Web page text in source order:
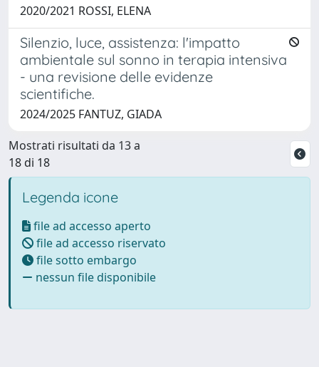
2020/2021 ROSSI, ELENA
Silenzio, luce, assistenza: l'impatto
ambientale sul sonno in terapia intensiva
- una revisione delle evidenze
scientifiche.
2024/2025 FANTUZ, GIADA
Mostrati risultati da 13 a
18 di 18
Legenda icone
file ad accesso aperto
file ad accesso riservato
file sotto embargo
nessun file disponibile